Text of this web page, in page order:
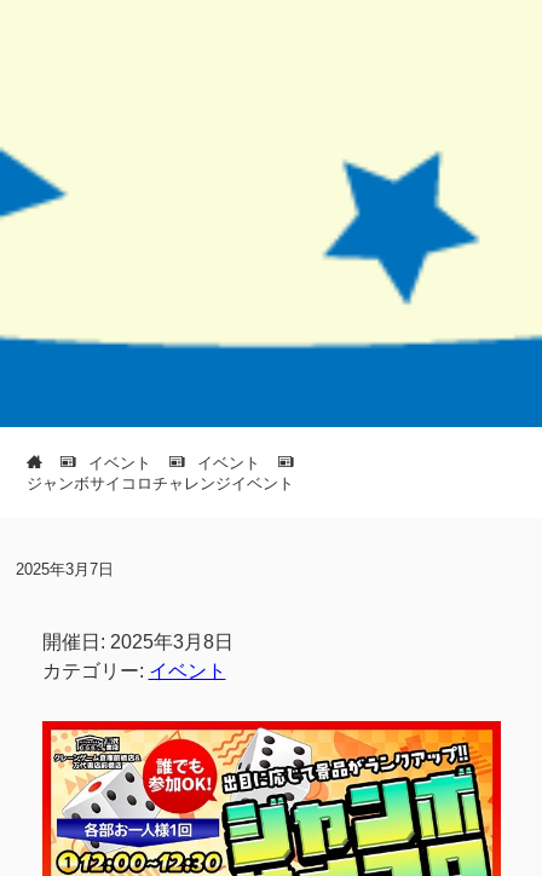
イベント
イベント
ジャンボサイコロチャレンジイベント
2025年3月7日
開催日: 2025年3月8日
カテゴリー: イベント